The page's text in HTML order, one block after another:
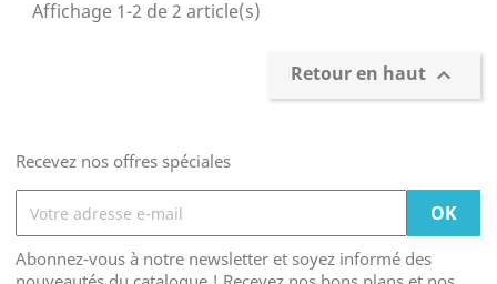
Affichage 1-2 de 2 article(s)
Retour en haut 
Recevez nos offres spéciales
Abonnez-vous à notre newsletter et soyez informé des